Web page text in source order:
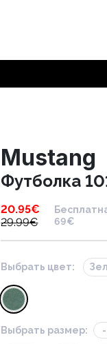
Mustang
Футболка
20.95€
29.99€
69€
Выбрать цвет:
Выбрать размер: -